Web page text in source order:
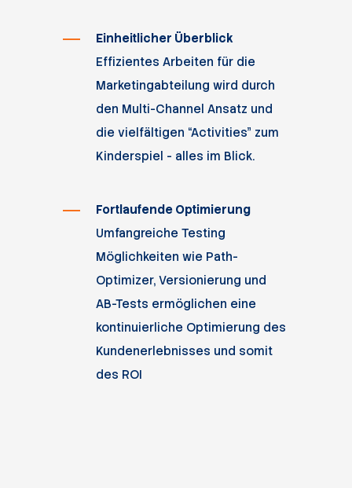
Einheitlicher Überblick
Effizientes Arbeiten für die
Marketingabteilung wird durch
den Multi-Channel Ansatz und
die vielfältigen “Activities” zum
Kinderspiel - alles im Blick.
Fortlaufende Optimierung
Umfangreiche Testing
Möglichkeiten wie Path-
Optimizer, Versionierung und
AB-Tests ermöglichen eine
kontinuierliche Optimierung des
Kundenerlebnisses und somit
des ROI